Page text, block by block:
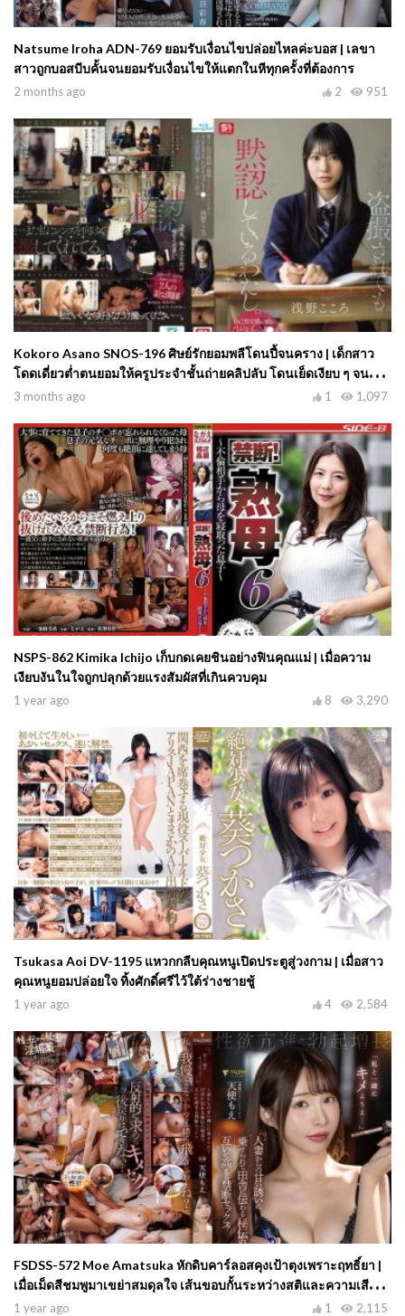
Natsume Iroha ADN-769 ยอมรับเงื่อนไขปล่อยไหลค่ะบอส | เลขา
สาวถูกบอสบีบคั้นจนยอมรับเงื่อนไขให้แตกในหีทุกครั้งที่ต้องการ
2 months ago 951
2
Kokoro Asano SNOS-196 ศิษย์รักยอมพลีโดนปี้จนคราง | เด็กสาว
โดดเดี่ยวต่ำตนยอมให้ครูประจำชั้นถ่ายคลิปลับ โดนเย็ดเงียบ ๆ จน
ครางเสียวในห้องสมุดและห้องพยาบาล
3 months ago 1,097
1
NSPS-862 Kimika Ichijo เก็บกดเคยชินอย่างฟินคุณแม่ | เมื่อความ
เงียบงันในใจถูกปลุกด้วยแรงสัมผัสที่เกินควบคุม
1 year ago 3,290
8
Tsukasa Aoi DV-1195 แหวกกลีบคุณหนูเปิดประตูสู่วงกาม | เมื่อสาว
คุณหนูยอมปล่อยใจ ทิ้งศักดิ์ศรีไว้ใต้ร่างชายชู้
1 year ago 2,584
4
FSDSS-572 Moe Amatsuka หักดิบคาร์ลอสคุงเป้าตุงเพราะฤทธิ์ยา |
เมื่อเม็ดสีชมพูมาเขย่าสมดุลใจ เส้นขอบกั้นระหว่างสติและความเสียว
สั่นสะเทือน
1 year ago 2,115
1